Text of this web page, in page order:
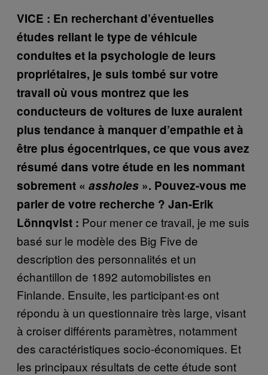
VICE : En recherchant d’éventuelles
études reliant le type de véhicule
conduites et la psychologie de leurs
propriétaires, je suis tombé sur votre
travail où vous montrez que les
conducteurs de voitures de luxe auraient
plus tendance à manquer d’empathie et à
être plus égocentriques, ce que vous avez
résumé dans votre étude en les nommant
sobrement « assholes ». Pouvez-vous me
parler de votre recherche ? Jan-Erik
Lönnqvist : Pour mener ce travail, je me suis
basé sur le modèle des Big Five de
description des personnalités et un
échantillon de 1892 automobilistes en
Finlande. Ensuite, les participant·es ont
répondu à un questionnaire très large, visant
à croiser différents paramètres, notamment
des caractéristiques socio-économiques. Et
les principaux résultats de cette étude sont